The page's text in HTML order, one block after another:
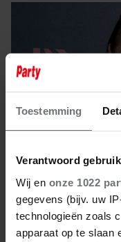
Toestemming
Verantwoord
Wij en onze 1022
gegevens (bijv. uw
technologieën zoals
apparaat op te slaan
23 maart 2025